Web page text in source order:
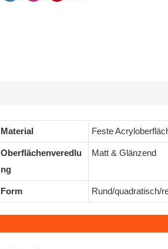
Material Feste
Oberflächenveredlu
ng
Matt & Glänzend
Form Rund/quadratisch/